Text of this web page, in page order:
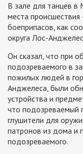
В зале для танцев в
места происшествия
боеприпасов, как
округа Лос-
Он сказал, что при
подозреваемого в
пожилых людей в
Анджелеса, были
устройства и
что подозреваемый
глушители для
патронов из дома и
подозреваемого.